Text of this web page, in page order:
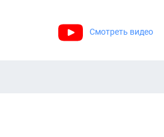
Смотреть видео